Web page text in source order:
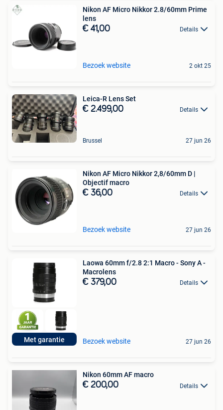
Nikon AF Micro Nikkor 2.8/60mm Prime
lens
€ 41,00 Details
Bezoek website 2 okt 25
Leica-R Lens Set
€ 2.499,00 Details
Brussel 27 jun 26
Nikon AF Micro Nikkor 2,8/60mm D |
Objectif macro
€ 36,00 Details
Bezoek website 27 jun 26
Met garantie
Laowa 60mm f/2.8 2:1 Macro - Sony A -
Macrolens
€ 379,00 Details
Bezoek website 27 jun 26
Nikon 60mm AF macro
€ 200,00 Details